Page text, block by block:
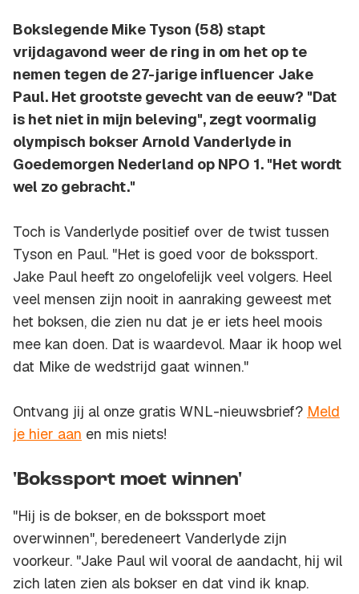
Bokslegende Mike Tyson (58) stapt
vrijdagavond weer de ring in om het op te
nemen tegen de 27-jarige influencer Jake
Paul. Het grootste gevecht van de eeuw? "Dat
is het niet in mijn beleving", zegt voormalig
olympisch bokser Arnold Vanderlyde in
Goedemorgen Nederland op NPO 1. "Het wordt
wel zo gebracht."
Toch is Vanderlyde positief over de twist tussen
Tyson en Paul. "Het is goed voor de bokssport.
Jake Paul heeft zo ongelofelijk veel volgers. Heel
veel mensen zijn nooit in aanraking geweest met
het boksen, die zien nu dat je er iets heel moois
mee kan doen. Dat is waardevol. Maar ik hoop wel
dat Mike de wedstrijd gaat winnen."
Ontvang jij al onze gratis WNL-nieuwsbrief? Meld
je hier aan en mis niets!
'Bokssport moet winnen'
"Hij is de bokser, en de bokssport moet
overwinnen", beredeneert Vanderlyde zijn
voorkeur. "Jake Paul wil vooral de aandacht, hij wil
zich laten zien als bokser en dat vind ik knap.